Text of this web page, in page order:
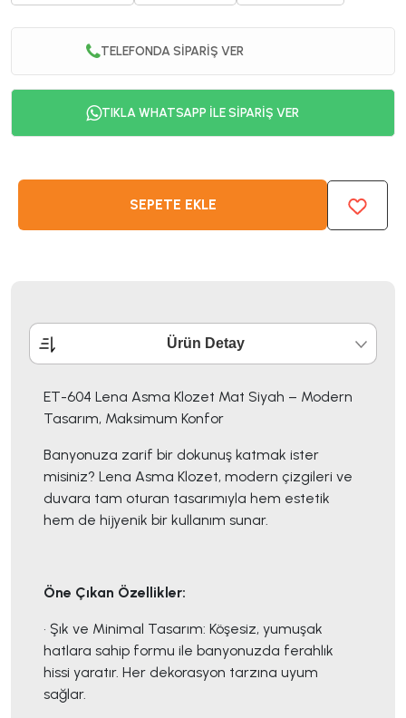
TELEFONDA SİPARİŞ VER
TIKLA WHATSAPP İLE SİPARİŞ VER
SEPETE EKLE
Ürün Detay
ET-604 Lena Asma Klozet Mat Siyah – Modern
Tasarım, Maksimum Konfor
Banyonuza zarif bir dokunuş katmak ister
misiniz? Lena Asma Klozet, modern çizgileri ve
duvara tam oturan tasarımıyla hem estetik
hem de hijyenik bir kullanım sunar.
Öne Çıkan Özellikler:
• Şık ve Minimal Tasarım: Köşesiz, yumuşak
hatlara sahip formu ile banyonuzda ferahlık
hissi yaratır. Her dekorasyon tarzına uyum
sağlar.